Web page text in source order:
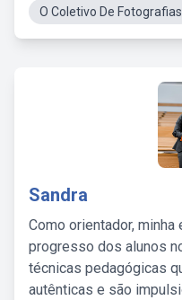
O Coletivo De Fotografias
Sandra
Como orientador,
progresso dos alunos
técnicas pedagógicas
autênticas e são